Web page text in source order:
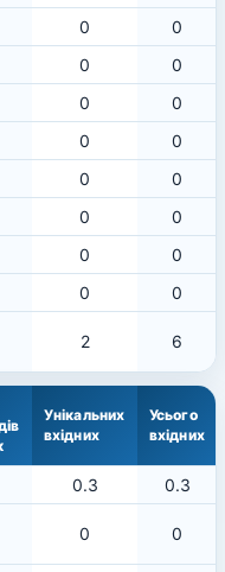
0
0
0
0
0
0
0
0
0
0
0
0
0
0
0
0
2 6
Унікальних
вхідних
Усього
вхідних
0.3
0.3
0 0